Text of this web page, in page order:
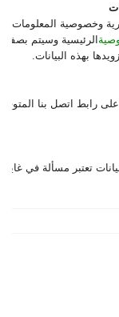
وخصوصية المعلومات إن
الرئيسية وسيتم
بهذه البيانات.
رابط اتصل بنا المتوفر
تعتبر مسألة في غاية